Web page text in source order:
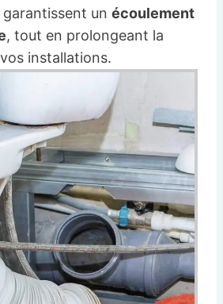
un écoulement
, tout en prolongeant la
installations.